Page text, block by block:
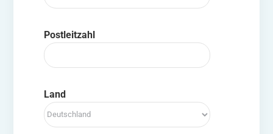
Postleitzahl
Land